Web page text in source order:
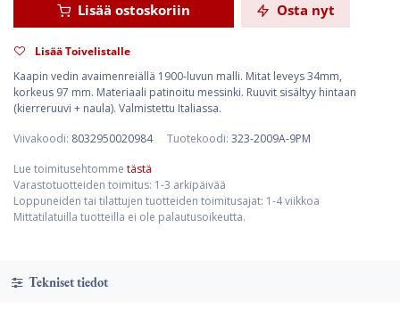
Lisää ostoskoriin Osta nyt
Lisää Toivelistalle
Kaapin vedin avaimenreiällä 1900-luvun malli. Mitat leveys 34mm,
korkeus 97 mm. Materiaali patinoitu messinki. Ruuvit sisältyy hintaan
(kierreruuvi + naula). Valmistettu Italiassa.
Viivakoodi: 8032950020984 Tuotekoodi: 323-2009A-9PM
Lue toimitusehtomme tästä
Varastotuotteiden toimitus: 1-3 arkipäivää
Loppuneiden tai tilattujen tuotteiden toimitusajat: 1-4 viikkoa
Mittatilatuilla tuotteilla ei ole palautusoikeutta.
Tekniset tiedot